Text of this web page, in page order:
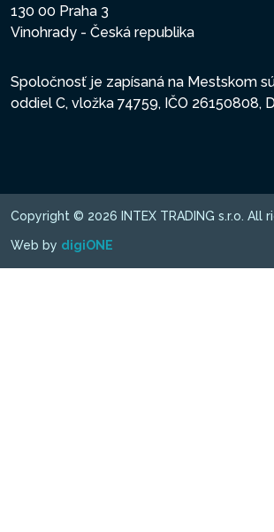
130 00 Praha 3
Vinohrady - Česká republika
Spoločnosť je zapísaná na Mestskom
oddiel C, vložka 74759, IČO 26150808,
Copyright © 2026 INTEX TRADING s.r.o. All
Web by digiONE